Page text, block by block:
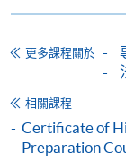
* 完成CertHE
根據課程規定
們鼓勵學習時
奏。
更多課程關於
相關課程
Certificate of
Preparation